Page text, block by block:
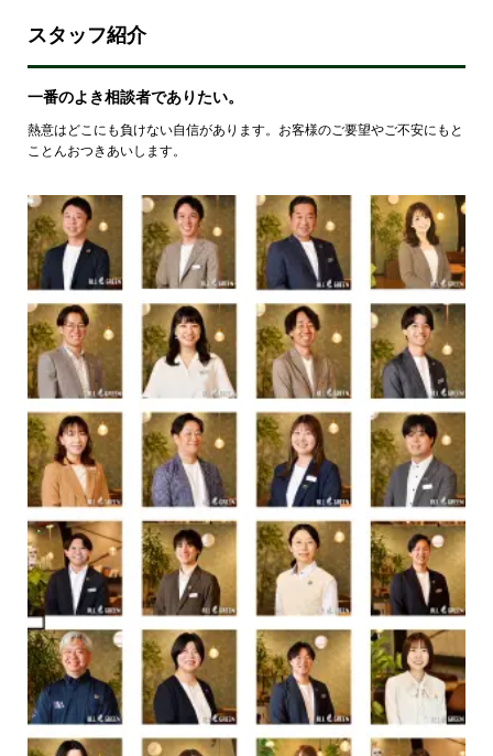
スタッフ紹介
一番のよき相談者でありたい。
熱意はどこにも負けない自信があります。お客様のご要望やご不安にもと
ことんおつきあいします。